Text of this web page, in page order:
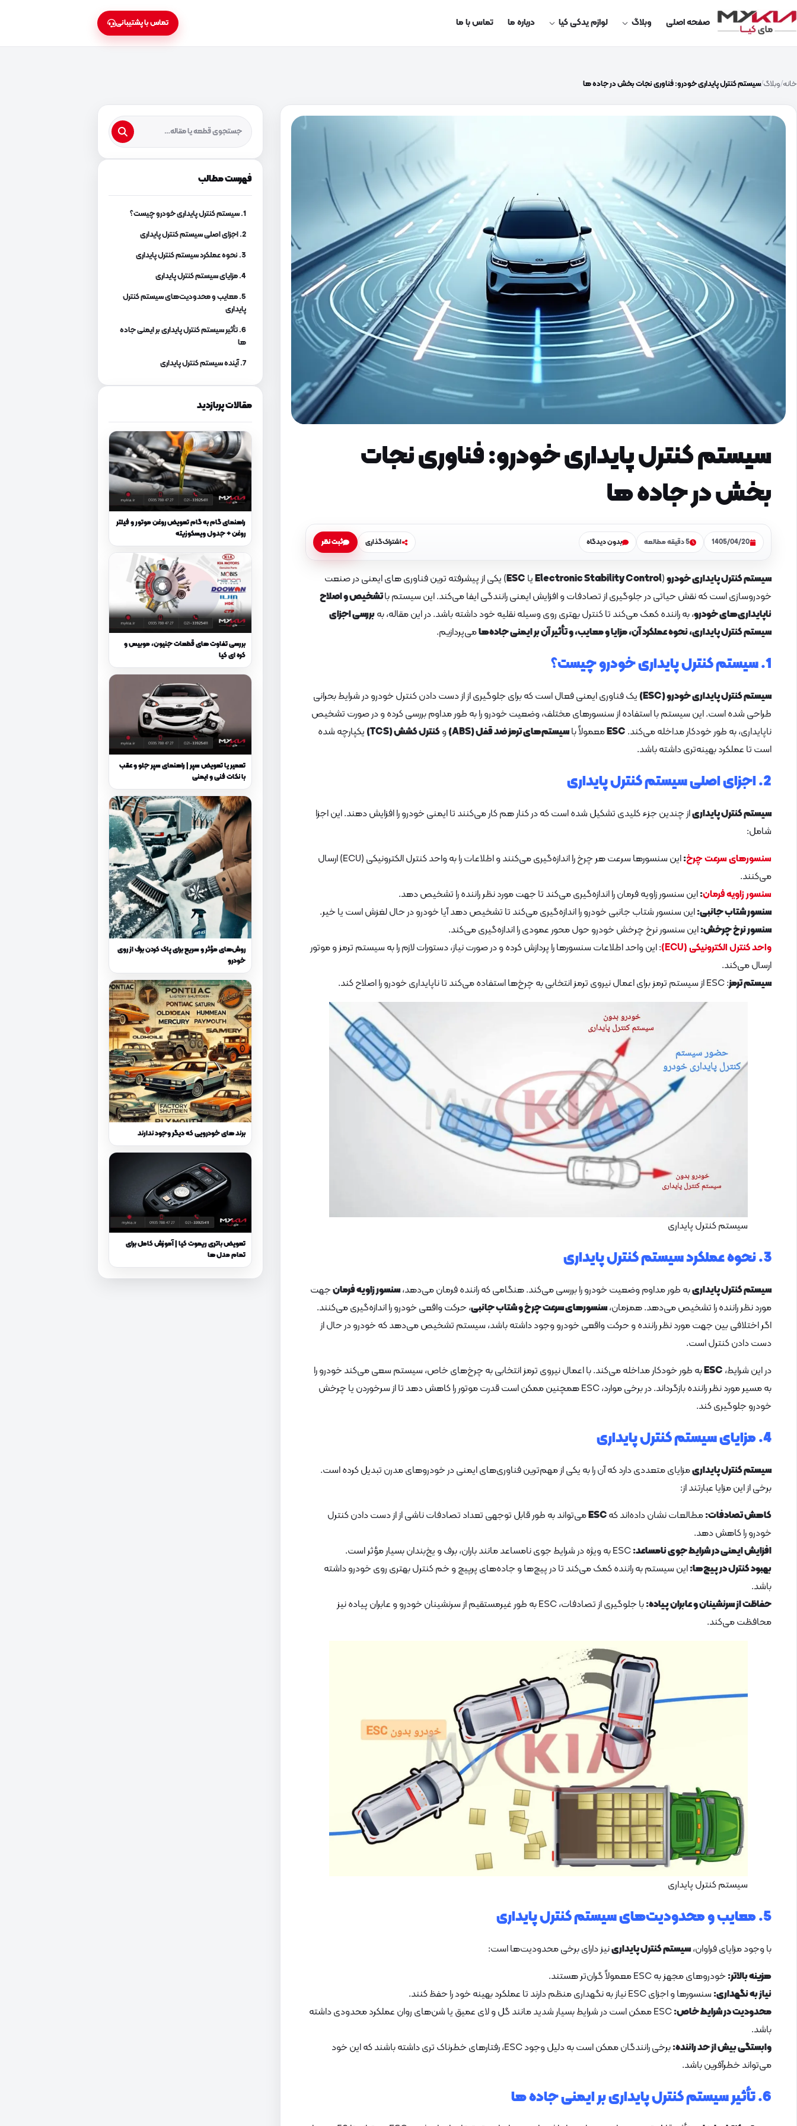
صفحه اصلی وبلاگ لوازم یدکی کیا درباره ما تماس با ما تماس با پشتیبانی
خانه وبلاگ سیستم کنترل پایداری خودرو: فناوری نجات بخش در جاده‌ ها
سیستم کنترل پایداری خودرو: فناوری نجات
بخش در جاده‌ ها
1405/04/20 5 دقیقه مطالعه بدون دیدگاه اشتراک‌گذاری ثبت نظر
سیستم کنترل پایداری خودرو(
Electronic Stability Controlیا ESC) یکی از پیشرفته‌ ترین فناوری‌ های ایمنی در صنعت
خودروسازی است که نقش حیاتی در جلوگیری از تصادفات و افزایش ایمنی رانندگی ایفا می‌کند. این سیستم باتشخیص و اصلاح
ناپایداری‌های خودرو، به راننده کمک می‌کند تا کنترل بهتری روی وسیله نقلیه خود داشته باشد. در این مقاله، بهبررسی اجزای
سیستم کنترل پایداری، نحوه عملکرد آن، مزایا و معایب، و تأثیر آن بر ایمنی جاده‌هامی‌پردازیم.
1. سیستم کنترل پایداری خودرو چیست؟
سیستم کنترل پایداری خودرو (ESC)
یک فناوری ایمنی فعال است که برای جلوگیری از از دست دادن کنترل خودرو در شرایط بحرانی
طراحی شده است. این سیستم با استفاده از سنسورهای مختلف، وضعیت خودرو را به طور مداوم بررسی کرده و در صورت تشخیص
ناپایداری، به طور خودکار مداخله می‌کند. ESCمعمولاً باسیستم‌های ترمز ضد قفل (ABS) وکنترل کشش (TCS)
یکپارچه شده
است تا عملکرد بهینه‌تری داشته باشد.
2. اجزای اصلی سیستم کنترل پایداری
سیستم کنترل پایداریاز چندین جزء کلیدی تشکیل شده است که در کنار هم کار می‌کنند تا ایمنی خودرو را افزایش دهند. این اجزا
شامل:
سنسورهای سرعت چرخ:
این سنسورها سرعت هر چرخ را اندازه‌گیری می‌کنند و اطلاعات را به واحد کنترل الکترونیکی (ECU) ارسال
می‌کنند.
سنسور زاویه فرمان:این سنسور زاویه فرمان را اندازه‌گیری می‌کند تا جهت مورد نظر راننده را تشخیص دهد.
سنسور شتاب جانبی:این سنسور شتاب جانبی خودرو را اندازه‌گیری می‌کند تا تشخیص دهد آیا خودرو در حال لغزش است یا خیر.
سنسور نرخ چرخش:این سنسور نرخ چرخش خودرو حول محور عمودی را اندازه‌گیری می‌کند.
واحد کنترل الکترونیکی (ECU)
: این واحد اطلاعات سنسورها را پردازش کرده و در صورت نیاز، دستورات لازم را به سیستم ترمز و موتور
ارسال می‌کند.
سیستم ترمز: ESC از سیستم ترمز برای اعمال نیروی ترمز انتخابی به چرخ‌ها استفاده می‌کند تا ناپایداری خودرو را اصلاح کند.
سیستم کنترل پایداری
3. نحوه عملکرد سیستم کنترل پایداری
سیستم کنترل پایداریبه طور مداوم وضعیت خودرو را بررسی می‌کند. هنگامی که راننده فرمان می‌دهد،سنسور زاویه فرمانجهت
مورد نظر راننده را تشخیص می‌دهد. همزمان،سنسورهای سرعت چرخ و شتاب جانبی، حرکت واقعی خودرو را اندازه‌گیری می‌کنند.
اگر اختلافی بین جهت مورد نظر راننده و حرکت واقعی خودرو وجود داشته باشد، سیستم تشخیص می‌دهد که خودرو در حال از
دست دادن کنترل است.
در این شرایط، ESCبه طور خودکار مداخله می‌کند. با اعمال نیروی ترمز انتخابی به چرخ‌های خاص، سیستم سعی می‌کند خودرو را
به مسیر مورد نظر راننده بازگرداند. در برخی موارد، ESC همچنین ممکن است قدرت موتور را کاهش دهد تا از سرخوردن یا چرخش
خودرو جلوگیری کند.
4. مزایای سیستم کنترل پایداری
سیستم کنترل پایداریمزایای متعددی دارد که آن را به یکی از مهم‌ترین فناوری‌های ایمنی در خودروهای مدرن تبدیل کرده است.
برخی از این مزایا عبارتند از:
کاهش تصادفات:مطالعات نشان داده‌اند که
می‌تواند به طور قابل توجهی تعداد تصادفات ناشی از از دست دادن کنترل
خودرو را کاهش دهد.
افزایش ایمنی در شرایط جوی نامساعد:
بهبود کنترل در پیچ‌ها:این سیستم به راننده کمک می‌کند تا در پیچ‌ها و جاده‌های پرپیچ و خم کنترل بهتری روی خودرو داشته
باشد.
حفاظت از سرنشینان و عابران پیاده:
با جلوگیری از تصادفات، ESC به طور غیرمستقیم از سرنشینان خودرو و عابران پیاده نیز
محافظت می‌کند.
سیستم کنترل پایداری
5. معایب و محدودیت‌های سیستم کنترل پایداری
با وجود مزایای فراوان،سیستم کنترل پایدارینیز دارای برخی محدودیت‌ها است:
هزینه بالاتر:خودروهای مجهز به ESC معمولاً گران‌تر هستند.
نیاز به نگهداری:سنسورها و اجزای ESC نیاز به نگهداری منظم دارند تا عملکرد بهینه خود را حفظ کنند.
محدودیت در شرایط خاص:
ESC ممکن است در شرایط بسیار شدید مانند گل و لای عمیق یا شن‌های روان عملکرد محدودی داشته
باشد.
وابستگی بیش از حد راننده:
برخی رانندگان ممکن است به دلیل وجود ESC، رفتارهای خطرناک‌ تری داشته باشند که این خود
می‌تواند خطرآفرین باشد.
6. تأثیر سیستم کنترل پایداری بر ایمنی جاده‌ ها
فهرست مطالب
1. سیستم کنترل پایداری خودرو چیست؟
2. اجزای اصلی سیستم کنترل پایداری
3. نحوه عملکرد سیستم کنترل پایداری
4. مزایای سیستم کنترل پایداری
5. معایب و محدودیت‌های سیستم کنترل
پایداری
6. تأثیر سیستم کنترل پایداری بر ایمنی جاده‌
ها
7. آینده سیستم کنترل پایداری
مقالات پربازدید
راهنمای گام به گام تعویض روغن موتور و فیلتر
روغن + جدول ویسکوزیته
بررسی تفاوت های قطعات جنیون، موبیس و
کره ای کیا
تعمیر یا تعویض سپر | راهنمای سپر جلو و عقب
با نکات فنی و ایمنی
روش‌های مؤثر و سریع برای پاک کردن برف از روی
خودرو
برند های خودرویی که دیگر وجود ندارند
تعویض باتری ریموت کیا | آموزش کامل برای
تمام مدل‌ ها